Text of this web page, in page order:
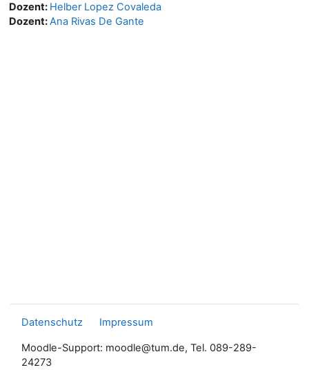
Dozent: Helber Lopez Covaleda
Dozent:Ana Rivas De Gante
Datenschutz Impressum
Moodle-Support: moodle@tum.de, Tel. 089-289-
24273